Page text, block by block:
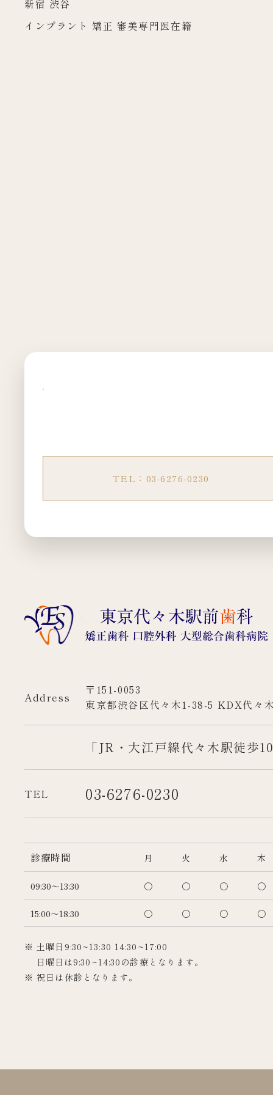
新宿 渋谷
インプラント 矯正 審美専門医在籍
TEL：03-6276-0230
Address
〒151-0053
東京都渋谷区代々木1-38-5 KDX代々
「JR・大江戸線代々木駅徒歩10
TEL 03-6276-0230
診療時間 月 火 水 木
09:30～13:30 〇 〇 〇 〇
15:00～18:30 〇 〇 〇 〇
※ 土曜日9:30~13:30 14:30~17:00
日曜日は9:30~14:30の診療となります。
※ 祝日は休診となります。